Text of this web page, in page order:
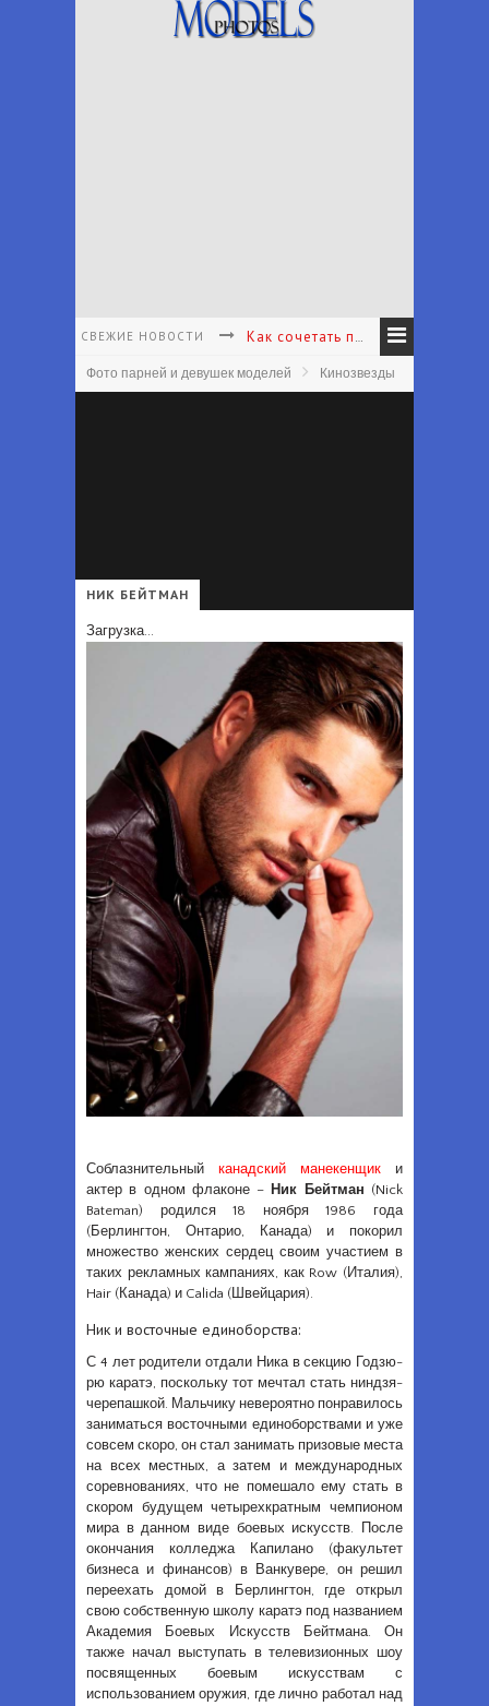
СВЕЖИЕ НОВОСТИ Как сочетать принты в одежде - Как подбирать и сочетать принты
Как подобрать аксессуары к наряду - Как подобрать аксессуары в соответствии с вашим личным стилем
Фото парней и девушек моделей Кинозвезды
НИК БЕЙТМАН
Загрузка...
Соблазнительный канадский манекенщик и
актер в одном флаконе – Ник Бейтман (Nick
Bateman) родился 18 ноября 1986 года
(Берлингтон, Онтарио, Канада) и покорил
множество женских сердец своим участием в
таких рекламных кампаниях, как Row (Италия),
Hair (Канада) и Calida (Швейцария).
Ник и восточные единоборства:
С 4 лет родители отдали Ника в секцию Годзю-
рю каратэ, поскольку тот мечтал стать ниндзя-
черепашкой. Мальчику невероятно понравилось
заниматься восточными единоборствами и уже
совсем скоро, он стал занимать призовые места
на всех местных, а затем и международных
соревнованиях, что не помешало ему стать в
скором будущем четырехкратным чемпионом
мира в данном виде боевых искусств. После
окончания колледжа Капилано (факультет
бизнеса и финансов) в Ванкувере, он решил
переехать домой в Берлингтон, где открыл
свою собственную школу каратэ под названием
Академия Боевых Искусств Бейтмана. Он
также начал выступать в телевизионных шоу
посвященных боевым искусствам с
использованием оружия, где лично работал над